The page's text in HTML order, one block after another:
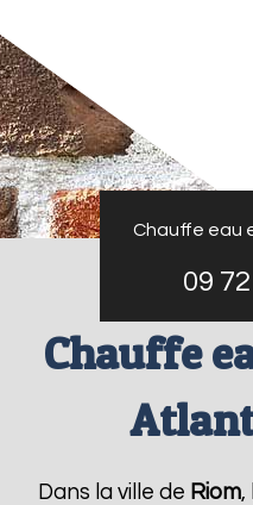
Chauffe eau
09
Chauffe
Dans la ville de Riom,